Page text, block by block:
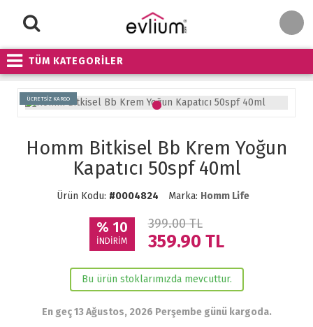
TÜM KATEGORİLER
ÜCRETSİZ KARGO
Homm Bitkisel Bb Krem Yoğun
Kapatıcı 50spf 40ml
Ürün Kodu: #0004824 Marka: Homm Life
% 10
İNDİRİM
399.00 TL
359.90 TL
Bu ürün stoklarımızda mevcuttur.
En geç 13 Ağustos, 2026 Perşembe günü kargoda.